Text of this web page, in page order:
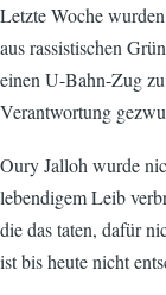
Letzte Woche
aus rassistischen
einen U-Bahn-Zug
Verantwortung
Oury Jalloh wurde
lebendigem Leib
die das taten, dafür
ist bis heute nicht